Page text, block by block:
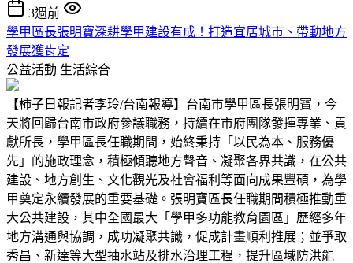
3週前
學甲區長張明寶深耕學甲建設有成！打造宜居城市、帶動地方
發展獲肯定
公益活動 生活綜合
【柿子日報記者李玲/台南報導】台南市學甲區長張明寶，今
天將回歸台南市政府參議職務，持續在市府團隊發揮專業、貢
獻所長，學甲區長任職期間，始終秉持「以民為本、服務優
先」的施政理念，積極傾聽地方聲音、凝聚各界共識，在公共
建設、地方創生、文化觀光及社會福利等面向成果豐碩，為學
甲奠定永續發展的重要基礎。張明寶區長任職期間積極推動重
大公共建設，其中全國最大「學甲多功能教育園區」歷經多年
地方溝通與協調，成功凝聚共識，促成計畫順利推展；並爭取
秀昌、新達等大型抽水站及排水治理工程，提升區域防洪能